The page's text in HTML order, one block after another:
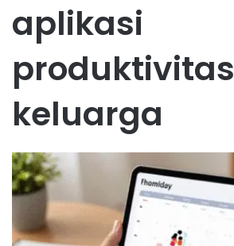
aplikasi
produktivitas
keluarga